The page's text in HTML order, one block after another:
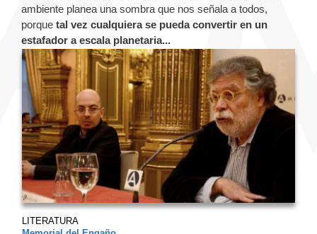
ambiente planea una sombra que nos señala a todos,
porque tal vez cualquiera se pueda convertir en un
estafador a escala planetaria...
LITERATURA